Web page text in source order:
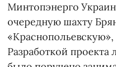
Минтопэнерго
очередную шахту
«Краснопольевскую»,
Разработкой